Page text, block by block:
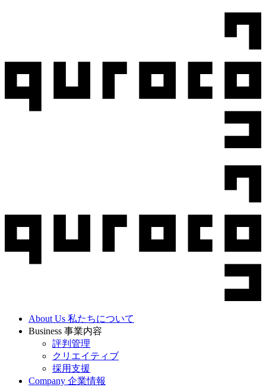
About Us 私たちについて
Business 事業内容
評判管理
クリエイティブ
採用支援
Company 企業情報